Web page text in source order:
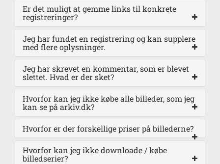
Er det muligt at gemme links til konkrete
registreringer?
Jeg har fundet en registrering og kan supplere
med flere oplysninger.
Jeg har skrevet en kommentar, som er blevet
slettet. Hvad er der sket?
Hvorfor kan jeg ikke købe alle billeder, som jeg
kan se på arkiv.dk?
Hvorfor er der forskellige priser på billederne?
Hvorfor kan jeg ikke downloade / købe
billedserier?